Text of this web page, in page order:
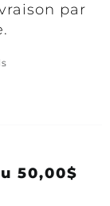
par
50,00$